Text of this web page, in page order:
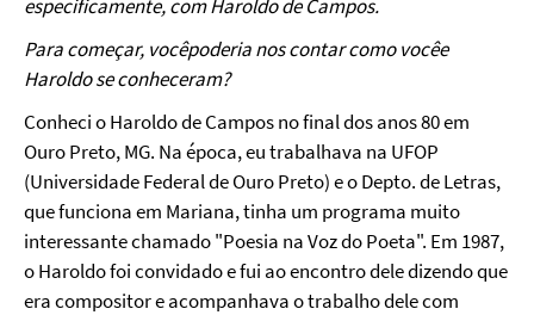
especificamente, com Haroldo de Campos.
Para começar, vocêpoderia nos contar como vocêe
Haroldo se conheceram?
Conhecio Haroldo de Campos no final dos anos 80 em
Ouro Preto, MG. Na época, eu trabalhava na UFOP
(Universidade Federal de Ouro Preto) e o Depto. de Letras,
que funciona em Mariana, tinha um programa muito
interessante chamado "Poesia na Voz do Poeta". Em 1987,
o Haroldo foi convidado e fui ao encontro dele dizendo que
era compositor e acompanhava o trabalho dele com